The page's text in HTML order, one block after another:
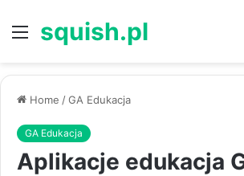
Menu
squish.pl
Home /GA Edukacja
GA Edukacja
Aplikacje edukacja